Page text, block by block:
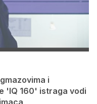
i
'IQ 160' istraga vodi